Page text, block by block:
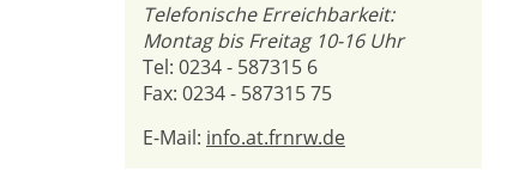
Telefonische Erreichbarkeit:
Montag bis Freitag 10-16 Uhr
Tel: 0234 - 587315 6
Fax: 0234 - 587315 75
E-Mail: info.at.frnrw.de